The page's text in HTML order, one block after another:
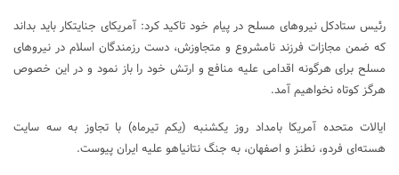
رئیس ستادکل نیروهای مسلح در پیام خود تاکید کرد: آمریکای جنایتکار باید بداند
که ضمن مجازات فرزند نامشروع و متجاوزش، دست رزمندگان اسلام در نیروهای
مسلح برای هرگونه اقدامی علیه منافع و ارتش خود را باز نمود و در این خصوص
هرگز کوتاه نخواهیم آمد.
ایالات متحده آمریکا بامداد روز یکشنبه (یکم تیرماه) با تجاوز به سه سایت
هسته‌ای فردو، نطنز و اصفهان، به جنگ نتانیاهو علیه ایران پیوست.